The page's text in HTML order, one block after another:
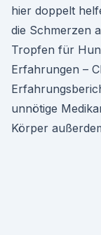
hier doppelt
die Schmerzen
Tropfen für
Erfahrungen –
unnötige
Körper